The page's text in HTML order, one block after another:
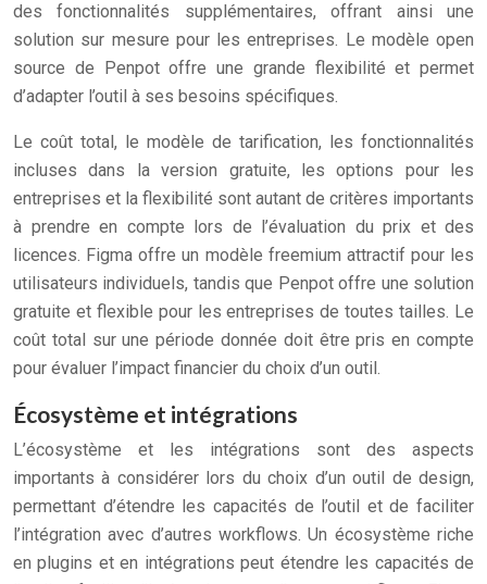
des fonctionnalités supplémentaires, offrant ainsi une
solution sur mesure pour les entreprises. Le modèle open
source de Penpot offre une grande flexibilité et permet
d’adapter l’outil à ses besoins spécifiques.
Le coût total, le modèle de tarification, les fonctionnalités
incluses dans la version gratuite, les options pour les
entreprises et la flexibilité sont autant de critères importants
à prendre en compte lors de l’évaluation du prix et des
licences. Figma offre un modèle freemium attractif pour les
utilisateurs individuels, tandis que Penpot offre une solution
gratuite et flexible pour les entreprises de toutes tailles. Le
coût total sur une période donnée doit être pris en compte
pour évaluer l’impact financier du choix d’un outil.
Écosystème et intégrations
L’écosystème et les intégrations sont des aspects
importants à considérer lors du choix d’un outil de design,
permettant d’étendre les capacités de l’outil et de faciliter
l’intégration avec d’autres workflows. Un écosystème riche
en plugins et en intégrations peut étendre les capacités de